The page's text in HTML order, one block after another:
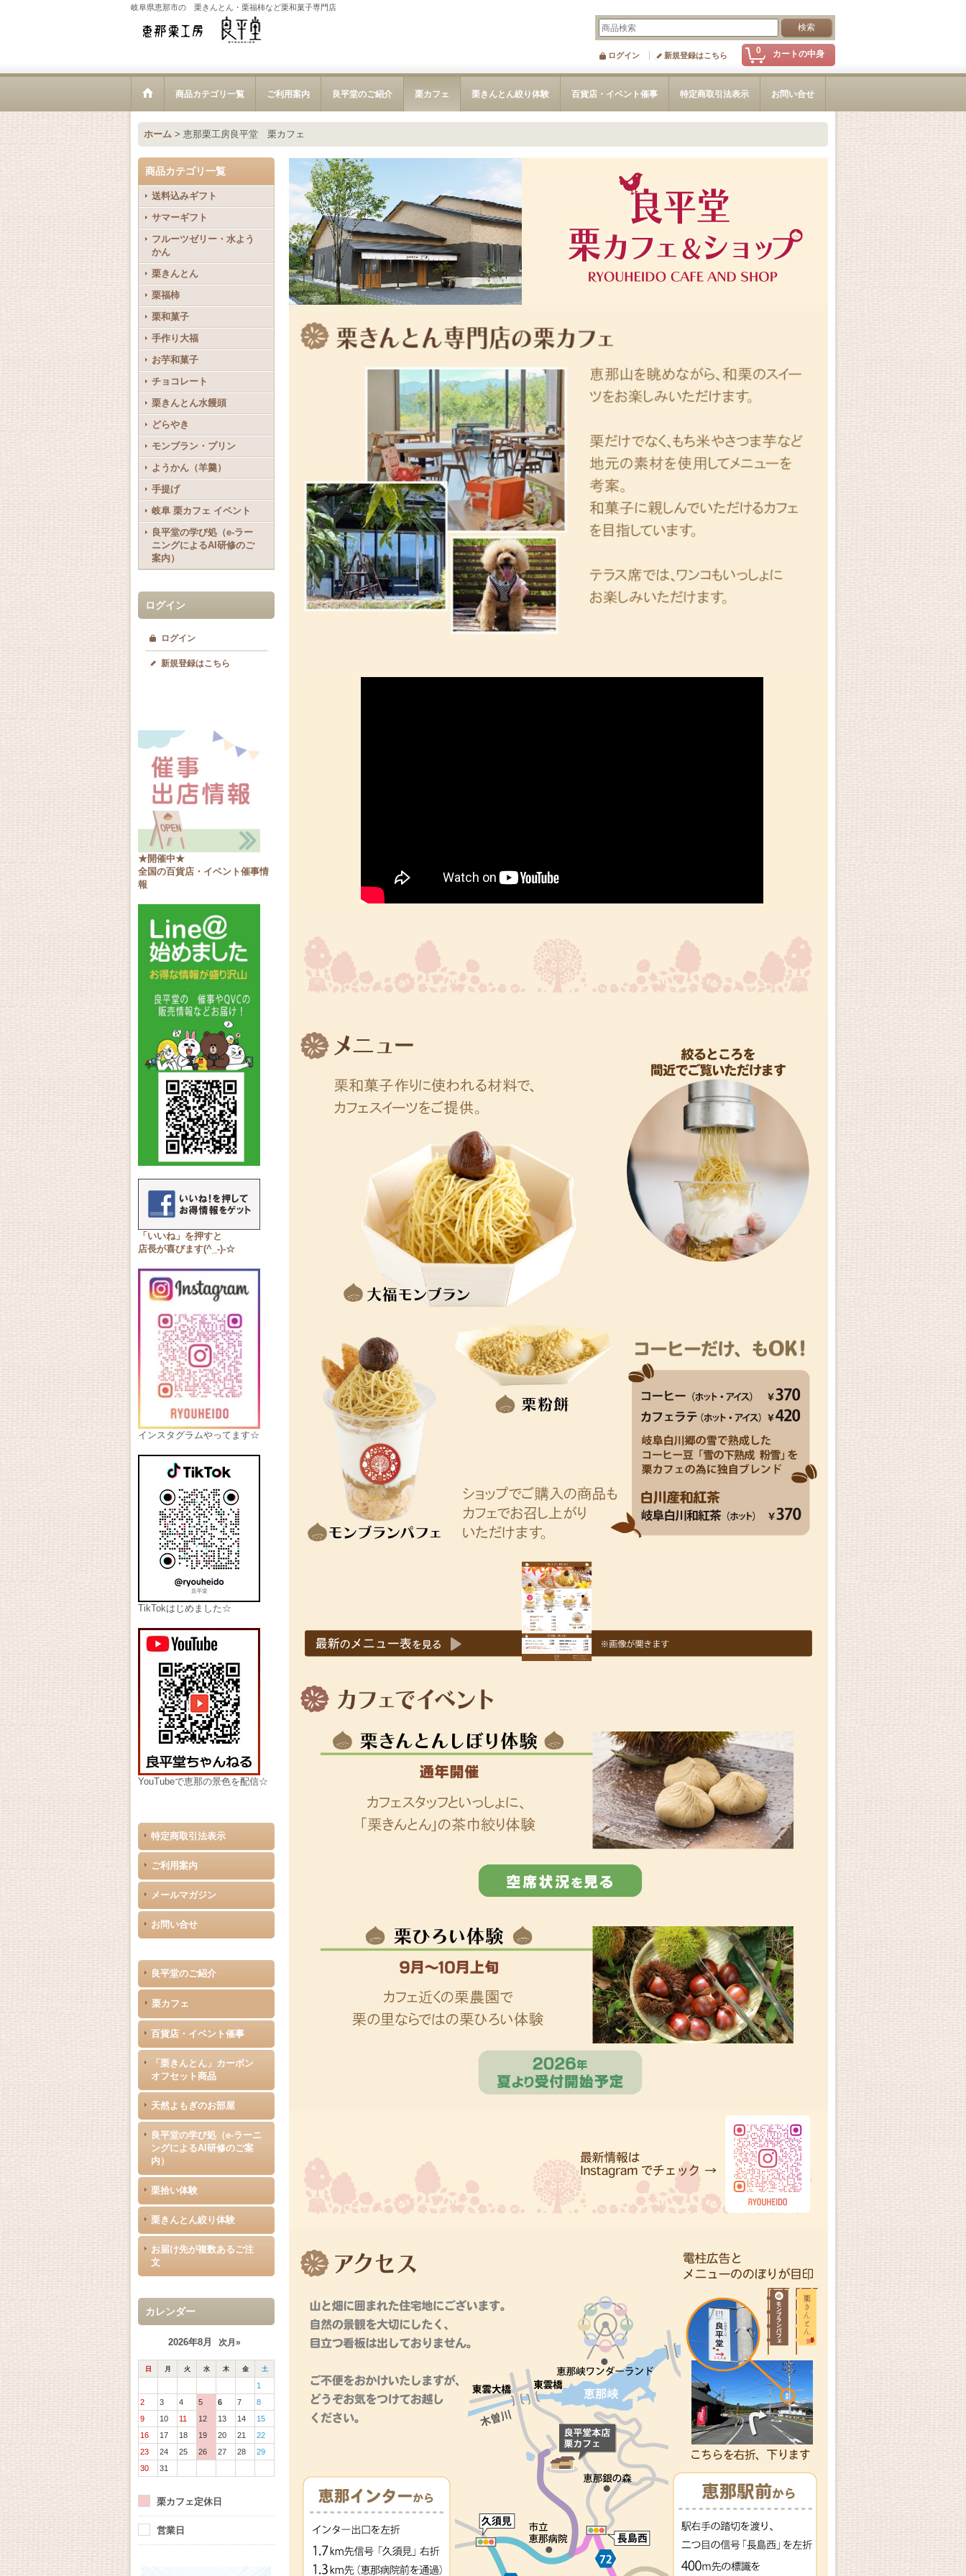
岐阜県恵那市の 栗きんとん・栗福柿など栗和菓子専門店
0 カートの中身
ログイン 新規登録はこちら
商品カテゴリ一覧 ご利用案内 良平堂のご紹介 栗カフェ 栗きんとん絞り体験 百貨店・イベント催事 特定商取引法表示 お問い合せ
ホーム > 恵那栗工房良平堂 栗カフェ
商品カテゴリ一覧
送料込みギフト
サマーギフト
フルーツゼリー・水よう
かん
栗きんとん
栗福柿
栗和菓子
手作り大福
お芋和菓子
チョコレート
栗きんとん水饅頭
どらやき
モンブラン・プリン
ようかん（羊羹）
手提げ
岐阜 栗カフェ イベント
良平堂の学び処（e-ラー
ニングによるAI研修のご
案内）
ログイン
ログイン
新規登録はこちら
★開催中★
全国の百貨店・イベント催事情
報
「いいね」を押すと
店長が喜びます(^_-)-☆
インスタグラムやってます☆
TikTokはじめました☆
YouTubeで恵那の景色を配信☆
特定商取引法表示
ご利用案内
メールマガジン
お問い合せ
良平堂のご紹介
栗カフェ
百貨店・イベント催事
「栗きんとん」カーボン
オフセット商品
天然よもぎのお部屋
良平堂の学び処（e-ラーニ
ングによるAI研修のご案
内）
栗拾い体験
栗きんとん絞り体験
お届け先が複数あるご注
文
カレンダー
2026年8月 次月»
日 月 火 水 木 金 土
1
2
3 4 5 6 7
8
9
10 11 12 13 14
15
16
17 18 19 20 21
22
23
24 25 26 27 28
29
30
31
栗カフェ定休日
営業日